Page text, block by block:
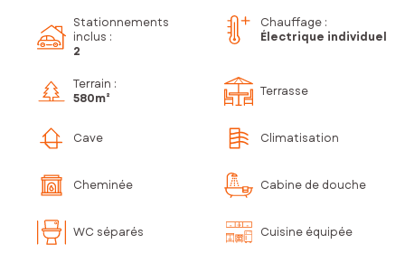
Stationnements
inclus :
2
Chauffage :
Électrique individuel
Terrain :
580m²
Terrasse
Cave Climatisation
Cheminée Cabine de douche
WC séparés Cuisine équipée